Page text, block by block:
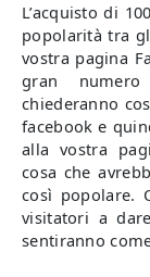
L’acquisto di
popolarità tra
vostra pagina
gran
chiederanno
facebook e
alla vostra
cosa che
così popolare.
visitatori a
sentiranno